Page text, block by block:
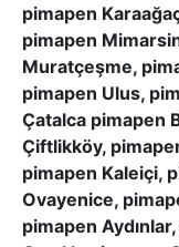
pimapen
pimapen
Muratçeşme,
pimapen Ulus,
Çatalca pimapen
Çiftlikköy,
pimapen Kaleiçi,
Ovayenice,
pimapen